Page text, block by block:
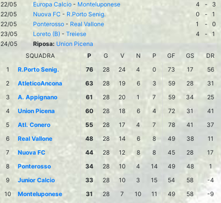
22/05
Europa Calcio - Monteluponese 4 -
3
22/05
Nuova FC - R.Porto Senig. 0 -
1
22/05
Ponterosso - Real Vallone 1 -
0
23/05
Loreto (B) - Treiese 4 -
1
24/05
Riposa: Union Picena
SQUADRA
P G V N P GF GS
DR
1
R.Porto Senig. 76 28 24 4 0 73 17
56
2
AtleticoAncona 63 28 19 6 3 59 28
31
3
A. Appignano 61 28 20 1 7 59 34
25
4
Union Picena 60 28 18 6 4 72 31
41
5
Atl. Conero 55 28 17 4 7 78 41
37
6
Real Vallone 48 28 14 6 8 49 38
11
7
Nuova FC 44 28 12 8 8 45 28
17
8
Ponterosso 34 28 10 4 14 49 48
1
9
Junior Calcio 33 28 10 3 15 54 58
-4
10
Monteluponese 31 28 7 10 11 49 58 -9